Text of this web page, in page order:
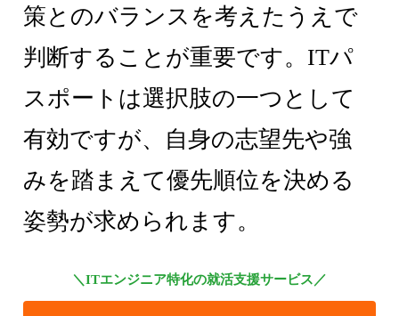
策とのバランスを考えたうえで
判断することが重要です。ITパ
スポートは選択肢の一つとして
有効ですが、自身の志望先や強
みを踏まえて優先順位を決める
姿勢が求められます。
＼ITエンジニア特化の就活支援サービス／